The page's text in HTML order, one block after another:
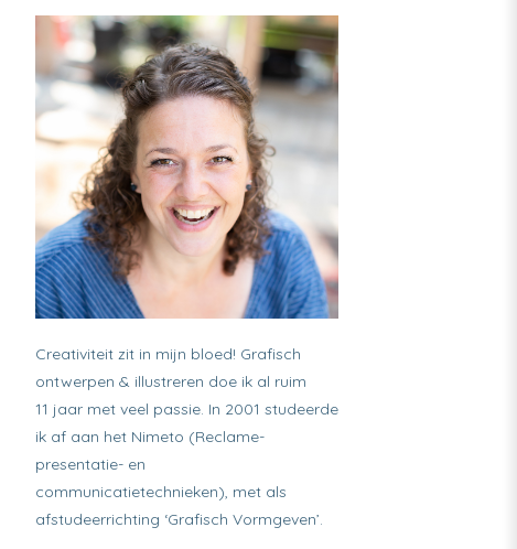
Creativiteit zit in mijn bloed! Grafisch
ontwerpen & illustreren doe ik al ruim
11 jaar met veel passie. In 2001 studeerde
ik af aan het Nimeto (Reclame-
presentatie- en
communicatietechnieken), met als
afstudeerrichting ‘Grafisch Vormgeven’.